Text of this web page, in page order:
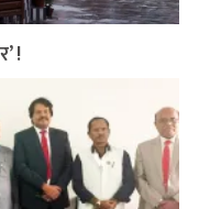
!